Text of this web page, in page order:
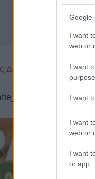
Google
I want
web or
I want
I want
I want
web or
I want
or app.
Δούσης έχει για